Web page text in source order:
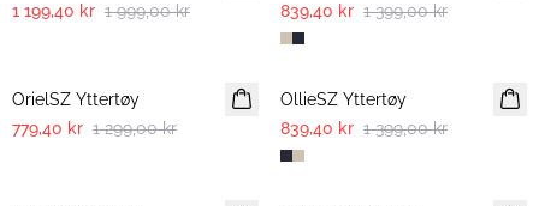
1 199,40 kr 1 999,00 kr
839,40 kr 1 399,00 kr
OrielSZ Yttertøy
779,40 kr 1 299,00 kr
-40%
OllieSZ Yttertøy
839,40 kr 1 399,00 kr
-50%